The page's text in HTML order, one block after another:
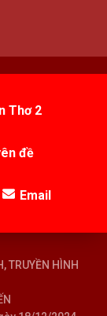
Thơ 2
đề
Email
TRUYỀN HÌNH